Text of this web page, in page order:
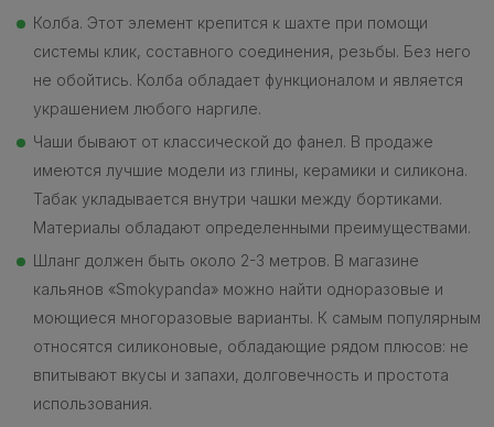
Колба. Этот элемент крепится к шахте при помощи
системы клик, составного соединения, резьбы. Без него
не обойтись. Колба обладает функционалом и является
украшением любого наргиле.
Чаши бывают от классической до фанел. В продаже
имеются лучшие модели из глины, керамики и силикона.
Табак укладывается внутри чашки между бортиками.
Материалы обладают определенными преимуществами.
Шланг должен быть около 2-3 метров. В магазине
кальянов «Smokypanda» можно найти одноразовые и
моющиеся многоразовые варианты. К самым популярным
относятся силиконовые, обладающие рядом плюсов: не
впитывают вкусы и запахи, долговечность и простота
использования.